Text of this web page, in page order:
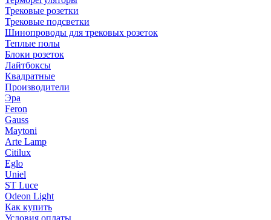
Трековые розетки
Трековые подсветки
Шинопроводы для трековых розеток
Теплые полы
Блоки розеток
Лайтбоксы
Квадратные
Производители
Эра
Feron
Gauss
Maytoni
Arte Lamp
Citilux
Eglo
Uniel
ST Luce
Odeon Light
Как купить
Условия оплаты